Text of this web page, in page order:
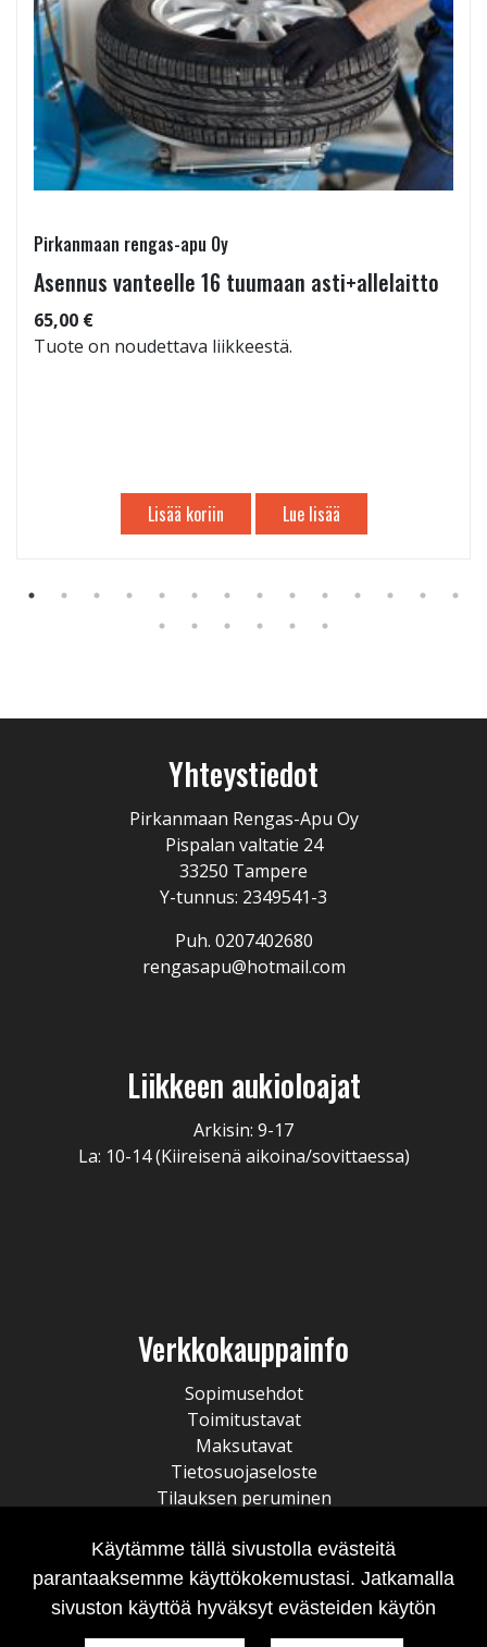
Pirkanmaan rengas-apu Oy
Asennus vanteelle 16 tuumaan asti+allelaitto
65,00 €
Tuote on noudettava liikkeestä.
Lisää koriin Lue lisää
Yhteystiedot
Pirkanmaan Rengas-Apu Oy
Pispalan valtatie 24
33250 Tampere
Y-tunnus: 2349541-3
Puh. 0207402680
rengasapu@hotmail.com
Liikkeen aukioloajat
Arkisin: 9-17
La: 10-14 (Kiireisenä aikoina/sovittaessa)
Verkkokauppainfo
Sopimusehdot
Toimitustavat
Maksutavat
Tietosuojaseloste
Tilauksen peruminen
Käytämme tällä sivustolla evästeitä
parantaaksemme käyttökokemustasi. Jatkamalla
sivuston käyttöä hyväksyt evästeiden käytön